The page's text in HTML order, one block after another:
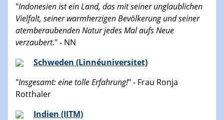
"Indonesien ist ein Land, das mit seiner unglaublichen
Vielfalt, seiner warmherzigen Bevölkerung und seiner
atemberaubenden Natur jedes Mal aufs Neue
verzaubert." - NN
Schweden (Linnéuniversitet)
"Insgesamt: eine tolle Erfahrung!" - Frau Ronja
Rotthaler
Indien (IITM)